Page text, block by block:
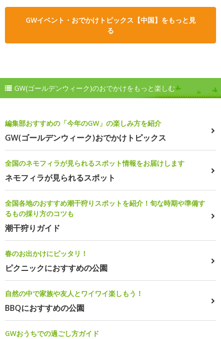
GWイベント・おでかけトピックス【中国】をもっと見
る
GW(ゴールデンウィーク)のおでかけをもっと楽しむ
編集部おすすめの「今年のGW」の楽しみ方を紹介
GW(ゴールデンウィーク)おでかけトピックス
全国のネモフィラが見られるスポット情報をお届けします
ネモフィラが見られるスポット
全国各地のおすすめ潮干狩りスポットを紹介！旬な時期や準備す
るもの採り方のコツも
潮干狩りガイド
春のお出かけにピッタリ！
ピクニックにおすすめの公園
自然の中で家族や友人とワイワイ楽しもう！
BBQにおすすめの公園
GWおうちでの過ごし方ガイド